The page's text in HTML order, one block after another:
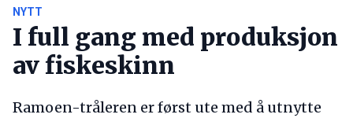
NYTT
I full gang med produksjon
av fiskeskinn
Ramoen-tråleren er først ute med å utnytte